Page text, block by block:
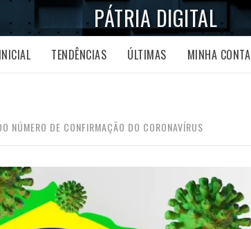
PÁTRIA DIGITAL
INICIAL TENDÊNCIAS ÚLTIMAS MINHA CONTA
NÚMERO DE CONFIRMAÇÃO DO CORONAVÍRUS